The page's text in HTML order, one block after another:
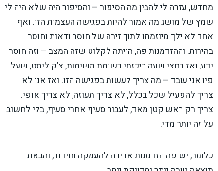
מחדש, עזרה לי להבין מה הסיפור – והסיפור היה שלא היה לי
שמץ של מושג מה אמור להיות בפגישה העצמית הזו. ואף
אחד לא ילך מיוזמתו לתוך זירה של חוסר ודאות וחוסר
בהירות. וההזדמנות פה, הייתה לקלוט שזה המצב – וזה חוסר
ידע, ואז בחצי שעה ריכזתי רשימת משימות, צ’ק ליסט, שעל
פיו אני עובד – מה צריך לעשות בפגישה הזו. ואז אני לא
צריך להפעיל שכל בכלל, לא צריך תעוזה, לא צריך אופי.
צריך רק ראש קטן מאד, לעבור סעיף אחרי סעיף, בלי לחשוב
על זה יותר מדי.
כלומר, יש פה הזדמנות אדירה להעמקה וחידוד, והבאת